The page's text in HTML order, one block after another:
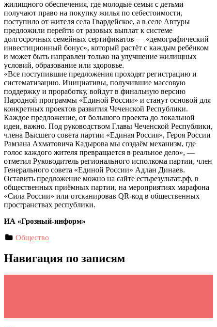
жилищного обеспечения, где молодые семьи с детьми
получают право на покупку жилья по себестоимости,
поступило от жителя села Гвардейское, а в селе Автуры
предложили перейти от разовых выплат к системе
долгосрочных семейных сертификатов — «демографический
инвестиционный бонус», который растёт с каждым ребёнком
и может быть направлен только на улучшение жилищных
условий, образование или здоровье.
«Все поступившие предложения проходят регистрацию и
систематизацию. Инициативы, получившие массовую
поддержку и проработку, войдут в финальную версию
Народной программы «Единой России» и станут основой для
конкретных проектов развития Чеченской Республики.
Каждое предложение, от большого проекта до локальной
идеи, важно. Под руководством Главы Чеченской Республики,
члена Высшего совета партии «Единая Россия», Героя России
Рамзана Ахматовича Кадырова мы создаём механизм, где
голос каждого жителя превращается в реальное дело», —
отметил Руководитель регионального исполкома партии, член
Генерального совета «Единой России» Адлан Динаев.
Оставить предложение можно на сайте естьрезультат.рф, в
общественных приёмных партии, на мероприятиях марафона
«Сила России» или отсканировав QR-код в общественных
пространствах республики.
ИА «Грозный-информ»
Общество
Навигация по записям